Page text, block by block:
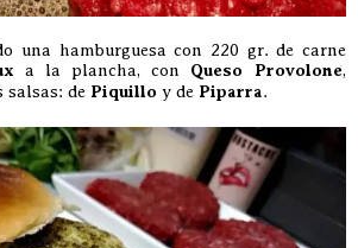
una hamburguesa con 220 gr. de carne
a la plancha, con Queso Provolone,
salsas: de Piquillo y de Piparra.